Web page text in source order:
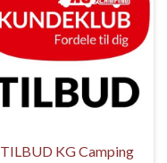
TILBUD KG Camping